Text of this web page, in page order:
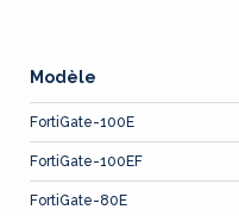
Modèle
FortiGate-100E
FortiGate-100EF
FortiGate-80E